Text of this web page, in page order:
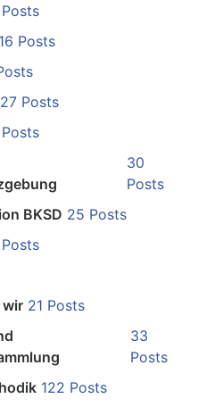
16 Posts
27 Posts
30
Posts
BKSD 25 Posts
wir 21 Posts
33
Posts
122 Posts